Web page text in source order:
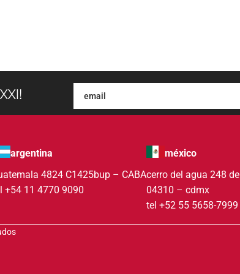
argentina
4824 C1425bup – CABA
+54 11 4770 9090
méxico
cerro del agua 248
04310 – cdmx
tel +52 55 5658-7999